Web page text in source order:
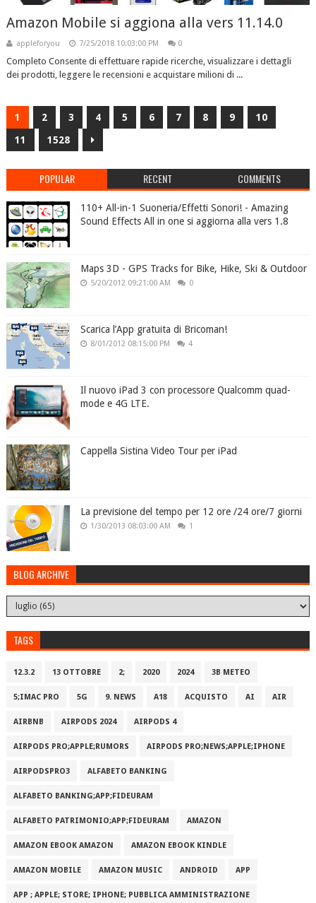
Amazon Mobile si aggiona alla vers 11.14.0
appleforyou 7/25/2018 10:03:00 PM 0
Completo Consente di effettuare rapide ricerche, visualizzare i dettagli
dei prodotti, leggere le recensioni e acquistare milioni di ...
1 2 3 4 5 6 7 8 9
10
11
1528
POPULAR RECENT COMMENTS
110+ All-in-1 Suoneria/Effetti Sonori! - Amazing
Sound Effects All in one si aggiorna alla vers 1.8
Maps 3D - GPS Tracks for Bike, Hike, Ski & Outdoor
5/20/2012 09:21:00 AM 0
Scarica l’App gratuita di Bricoman!
8/01/2012 08:15:00 PM 4
Il nuovo iPad 3 con processore Qualcomm quad-
mode e 4G LTE.
Cappella Sistina Video Tour per iPad
La previsione del tempo per 12 ore /24 ore/7 giorni
1/30/2013 08:03:00 AM 1
BLOG ARCHIVE
TAGS
12.3.2 13 OTTOBRE 2; 2020 2024 3B METEO
5;IMAC PRO 5G 9. NEWS A18 ACQUISTO AI AIR
AIRBNB AIRPODS 2024 AIRPODS 4
AIRPODS PRO;APPLE;RUMORS AIRPODS PRO;NEWS;APPLE;IPHONE
AIRPODSPRO3 ALFABETO BANKING
ALFABETO BANKING;APP;FIDEURAM
ALFABETO PATRIMONI‪O‬;APP;FIDEURAM AMAZON
AMAZON EBOOK AMAZON AMAZON EBOOK KINDLE
AMAZON MOBILE AMAZON MUSIC ANDROID APP
APP ; APPLE; STORE; IPHONE; PUBBLICA AMMINISTRAZIONE